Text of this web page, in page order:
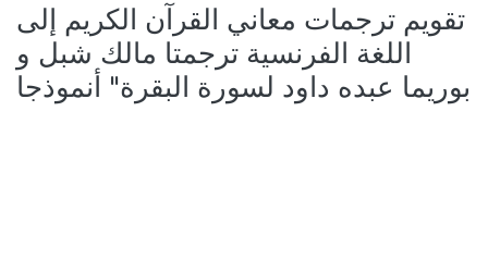
تقويم ترجمات معاني القرآن الكريم إلى
اللغة الفرنسية ترجمتا مالك شبل و
بوريما عبده داود لسورة البقرة" أنموذجا